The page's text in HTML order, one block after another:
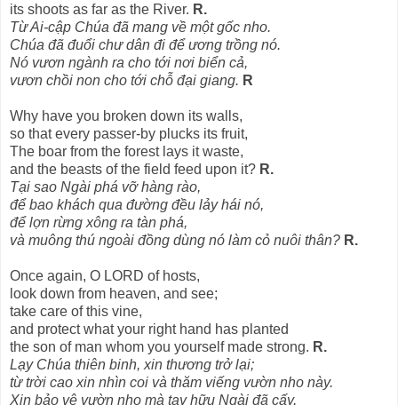
its shoots as far as the River. R.
Từ Ai-cập Chúa đã mang về một gốc nho.
Chúa đã đuổi chư dân đi để ương trồng nó.
Nó vươn ngành ra cho tới nơi biển cả,
vươn chồi non cho tới chỗ đại giang. R
Why have you broken down its walls,
so that every passer-by plucks its fruit,
The boar from the forest lays it waste,
and the beasts of the field feed upon it? R.
Tại sao Ngài phá vỡ hàng rào,
để bao khách qua đường đều lảy hái nó,
để lợn rừng xông ra tàn phá,
và muông thú ngoài đồng dùng nó làm cỏ nuôi thân? R.
Once again, O LORD of hosts,
look down from heaven, and see;
take care of this vine,
and protect what your right hand has planted
the son of man whom you yourself made strong. R.
Lạy Chúa thiên binh, xin thương trở lại;
từ trời cao xin nhìn coi và thăm viếng vườn nho này.
Xin bảo vệ vườn nho mà tay hữu Ngài đã cấy,